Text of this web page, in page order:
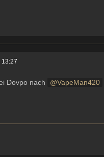
13:27
Dovpo nach VapeMan420